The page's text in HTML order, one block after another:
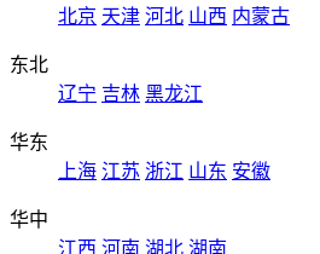
北京 天津 河北 山西 内蒙古
东北
辽宁 吉林 黑龙江
华东
上海 江苏 浙江 山东 安徽
华中
江西 河南 湖北 湖南